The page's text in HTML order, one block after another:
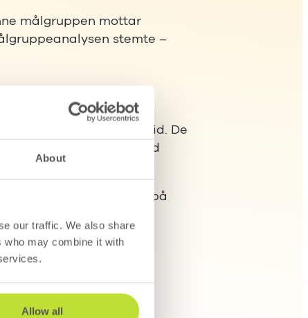
About
our traffic. We also share
who may combine it with
Allow all
målgruppen mottar
stemte –
seg relevant over tid. De
kommunikasjon med
basert på
mer relevant.